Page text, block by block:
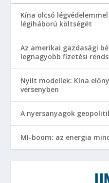
Kína olcsó
légiháború költségét
Az amerikai gazdasági
legnagyobb fizetési
Nyílt modellek: Kína
versenyben
A nyersanyagok
MI-boom: az energia